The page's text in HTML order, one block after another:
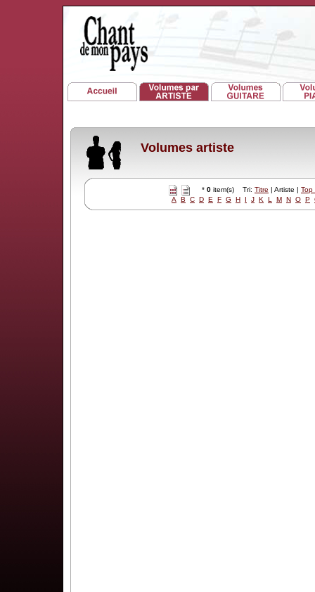
Volumes artiste
* 0 item(s) Tri: Titre | Artiste | Top
A
B C D E F G H I J K L M N O P